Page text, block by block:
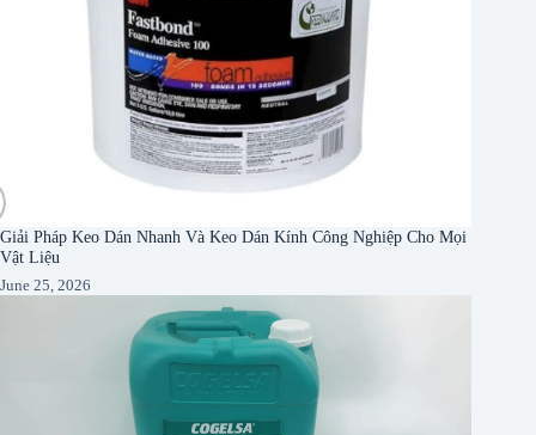
Giải Pháp Keo Dán Nhanh Và Keo Dán Kính Công Nghiệp Cho Mọi
Vật Liệu
June 25, 2026